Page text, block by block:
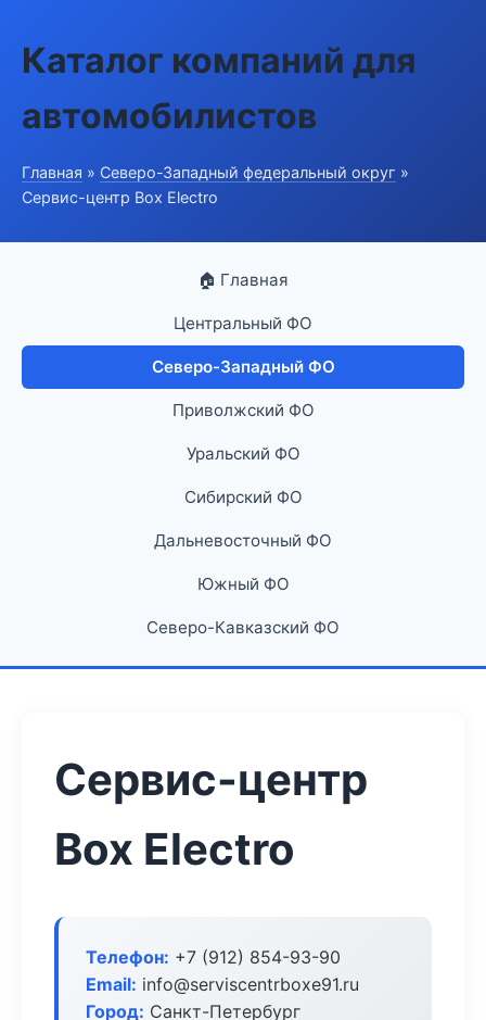
Каталог компаний для
автомобилистов
Главная » Северо-Западный федеральный округ »
Сервис-центр Box Electro
🏠 Главная
Центральный ФО
Северо-Западный ФО
Приволжский ФО
Уральский ФО
Сибирский ФО
Дальневосточный ФО
Южный ФО
Северо-Кавказский ФО
Сервис-центр
Box Electro
Телефон: +7 (912) 854-93-90
Email: info@serviscentrboxe91.ru
Город: Санкт-Петербург